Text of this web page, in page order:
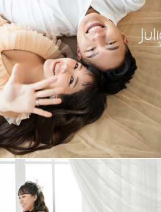
怡伶 孕婦照
+
More